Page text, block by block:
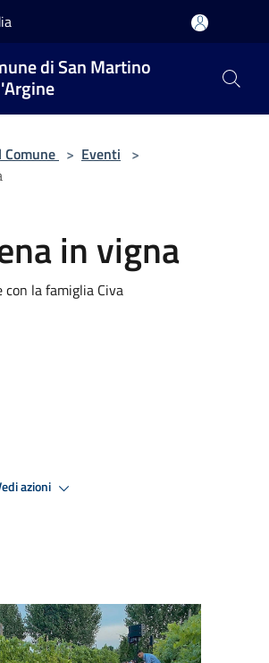
di San Martino
> Eventi >
in vigna
con la famiglia Civa
azioni